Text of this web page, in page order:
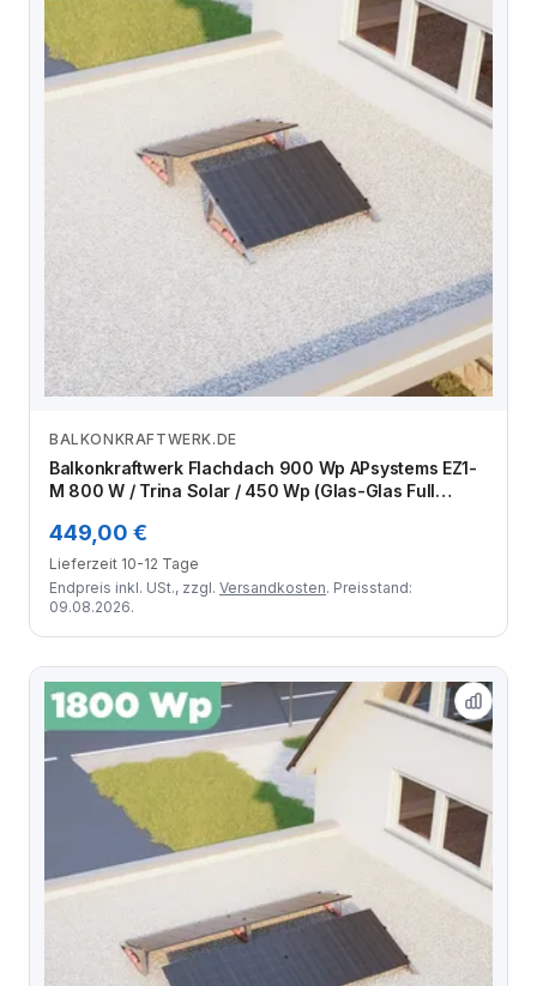
Zum Angebot
BALKONKRAFTWERK.DE
Balkonkraftwerk Flachdach 900 Wp APsystems EZ1-
M 800 W / Trina Solar / 450 Wp (Glas-Glas Full
449,00 €
Lieferzeit 10-12 Tage
Endpreis inkl. USt., zzgl. Versandkosten. Preisstand:
09.08.2026.